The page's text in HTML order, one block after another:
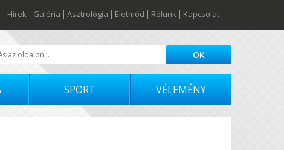
Hírek Galéria Asztrológia Életmód Rólunk Kapcsolat
SPORT VÉLEMÉNY